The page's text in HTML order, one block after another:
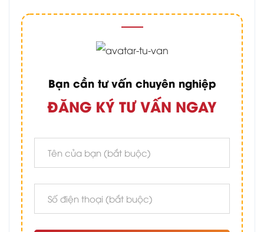
Bạn cần tư vấn chuyên nghiệp
ĐĂNG KÝ TƯ VẤN NGAY